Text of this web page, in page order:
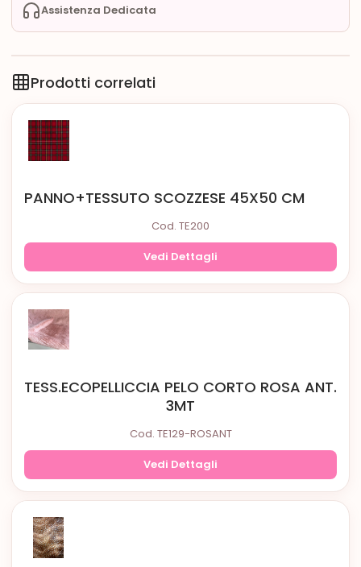
Assistenza Dedicata
Prodotti correlati
PANNO+TESSUTO SCOZZESE 45X50 CM
Cod. TE200
Vedi Dettagli
TESS.ECOPELLICCIA PELO CORTO ROSA ANT.
3MT
Cod. TE129-ROSANT
Vedi Dettagli